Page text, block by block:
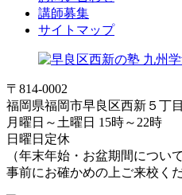
講師募集
サイトマップ
〒814-0002
福岡県福岡市早良区西新５丁
月曜日～土曜日 15時～22時
日曜日定休
（年末年始・お盆期間につい
事前にお確かめの上ご来校くだ